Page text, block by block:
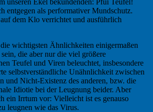
entgegen als performativer Mundschutz.
dem Klo verrichtet und ausführlich
wichtigsten Ähnlichkeiten einigermaßen
die aber nur die viel größere
Teufel und Viren beleuchtet, insbesondere
selbstverständliche Unähnlichkeit zwischen
und Nicht-Existenz des anderen, bzw. die
Idiotie bei der Leugnung beider. Aber
ein Irrtum vor: Vielleicht ist es genauso
leugnen wie das Virus.